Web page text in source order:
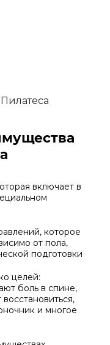
включает в
которое
от пола,
подготовки
целей:
боль в спине,
и многое